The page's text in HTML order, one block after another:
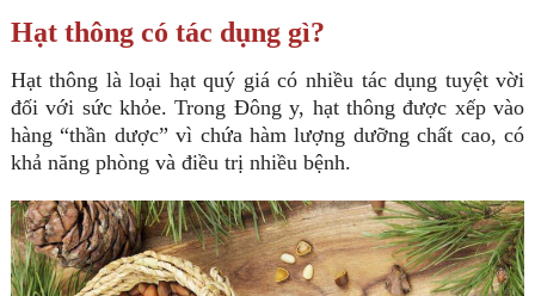
Hạt thông có tác dụng gì?
Hạt thông là loại hạt quý giá có nhiều tác dụng tuyệt vời
đối với sức khỏe. Trong Đông y, hạt thông được xếp vào
hàng “thần dược” vì chứa hàm lượng dưỡng chất cao, có
khả năng phòng và điều trị nhiều bệnh.